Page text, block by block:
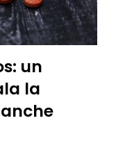
un
la